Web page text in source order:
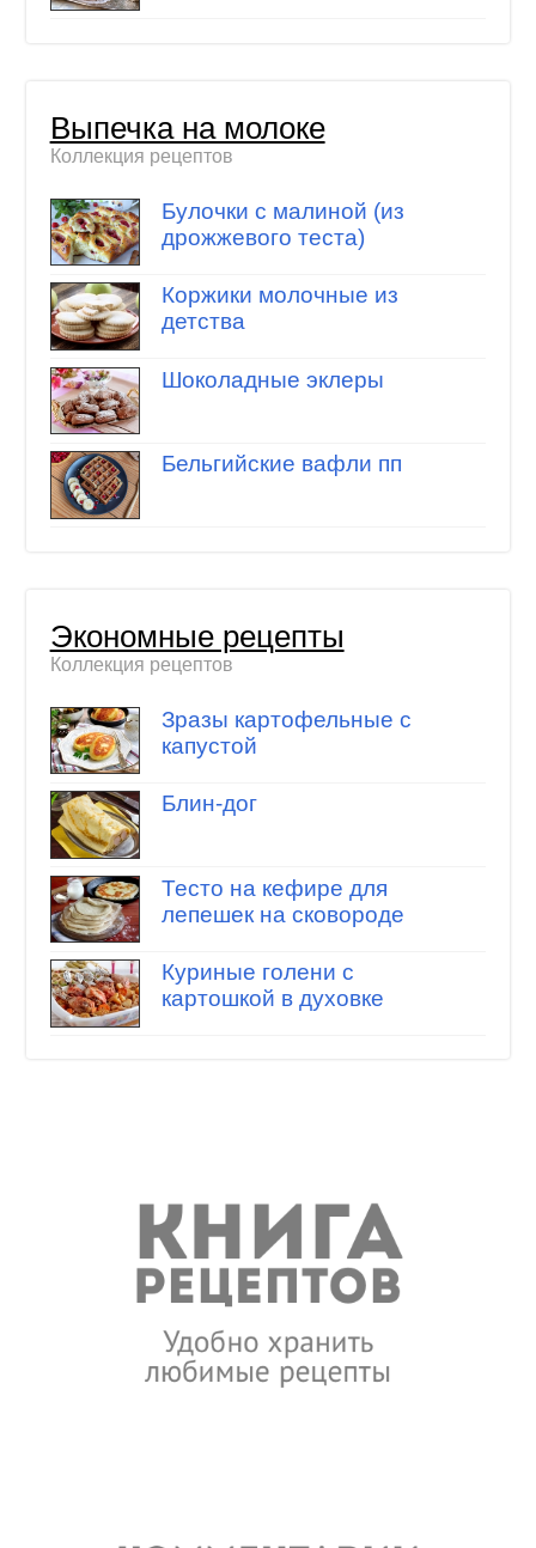
Выпечка на молоке
Коллекция рецептов
Булочки с малиной (из
дрожжевого теста)
Коржики молочные из
детства
Шоколадные эклеры
Бельгийские вафли пп
Экономные рецепты
Коллекция рецептов
Зразы картофельные с
капустой
Блин-дог
Тесто на кефире для
лепешек на сковороде
Куриные голени с
картошкой в духовке